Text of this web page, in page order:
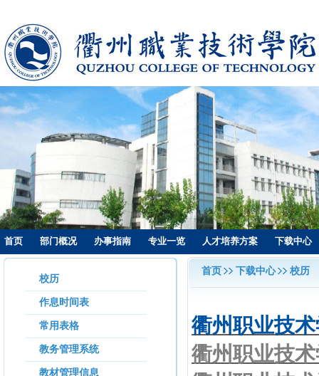
首页 部门概况 办事指南 专业一览 人才培养方案 下载中心
首页 下载中心 校历
衢州职业技
衢州职业技
校历
作息时间表
常用表格
教务管理系统
教材管理信息